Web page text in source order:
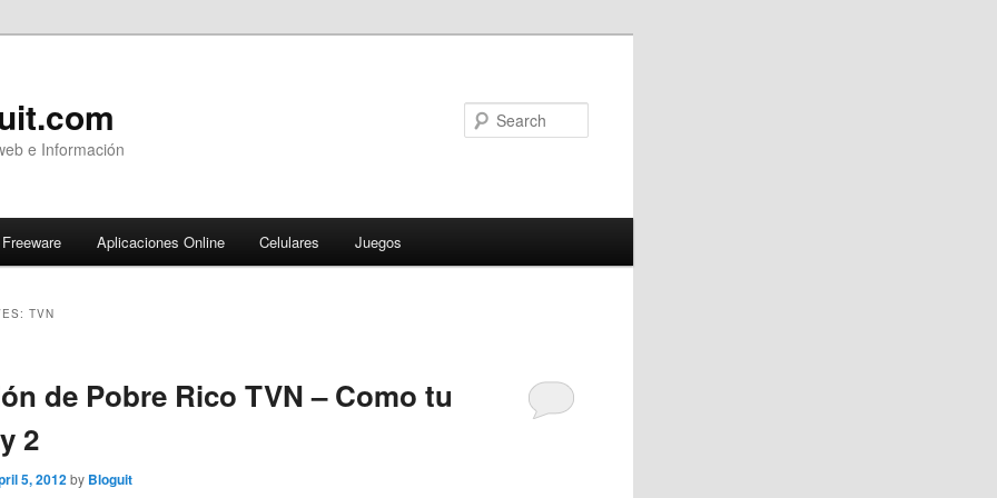
e Información
Freeware Aplicaciones Online Celulares Juegos
TVN
de Pobre Rico TVN – Como tu
2
5, 2012 by Bloguit